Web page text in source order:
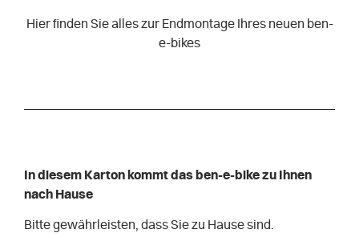
Hier finden Sie alles zur Endmontage Ihres neuen ben-
e-bikes
In diesem Karton kommt das ben-e-bike zu Ihnen
nach Hause
Bitte gewährleisten, dass Sie zu Hause sind.